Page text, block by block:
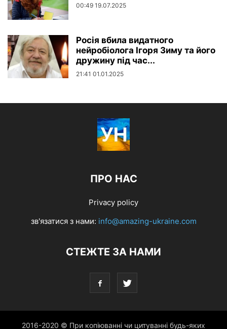
00:49 19.07.2025
Росія вбила видатного
нейробіолога Ігоря Зиму та його
дружину під час...
21:41 01.01.2025
ПРО НАС
Privacy policy
зв'язатися з нами: info@amazing-ukraine.com
СТЕЖТЕ ЗА НАМИ
2016-2020 © При копіюванні чи цитуванні будь-яких